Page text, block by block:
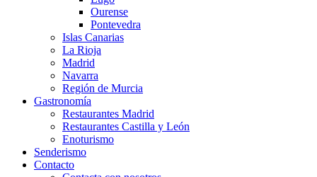
Ourense
Pontevedra
Islas Canarias
La Rioja
Madrid
Navarra
Región de Murcia
Gastronomía
Restaurantes Madrid
Restaurantes Castilla y León
Enoturismo
Senderismo
Contacto